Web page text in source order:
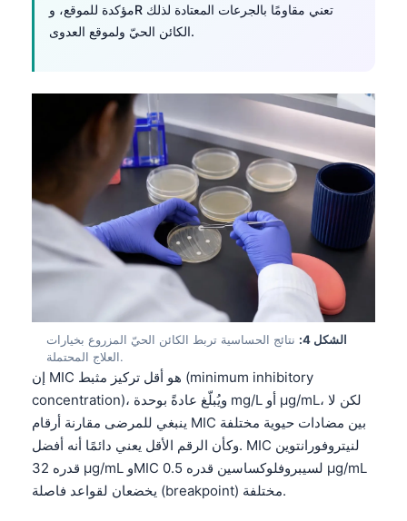
مؤكدة للموقع، وR تعني مقاومًا بالجرعات المعتادة لذلك
الكائن الحيّ ولموقع العدوى.
الشكل 4:
نتائج الحساسية تربط الكائن الحيّ المزروع بخيارات
العلاج المحتملة.
إن MIC هو أقل تركيز مثبط (minimum inhibitory
concentration)، ويُبلّغ عادةً بوحدة mg/L أو µg/mL، لكن لا
ينبغي للمرضى مقارنة أرقام MIC بين مضادات حيوية مختلفة
وكأن الرقم الأقل يعني دائمًا أنه أفضل. MIC لنيتروفورانتوين
قدره 32 µg/mL وMIC لسيبروفلوكساسين قدره 0.5 µg/mL
يخضعان لقواعد فاصلة (breakpoint) مختلفة.